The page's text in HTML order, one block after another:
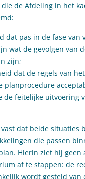
de Afdeling in het
dat pas in de fase van
wat de gevolgen van
zijn;
dat de regels van
planprocedure
de feitelijke uitvoering
dat beide situaties
die passen
Hierin ziet hij geen
af te stappen: de
wordt gesteld van